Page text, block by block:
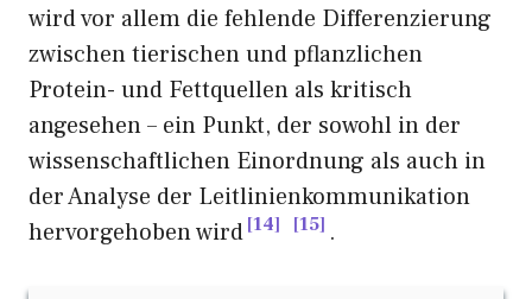
wird vor allem die fehlende Differenzierung
zwischen tierischen und pflanzlichen
Protein- und Fettquellen als kritisch
angesehen – ein Punkt, der sowohl in der
wissenschaftlichen Einordnung als auch in
der Analyse der Leitlinienkommunikation
hervorgehoben wird 14 15 .